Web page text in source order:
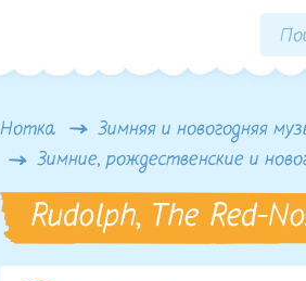
Нотка
Зимняя и новогодняя
Зимние, рождественские и
Rudolph, The Red-